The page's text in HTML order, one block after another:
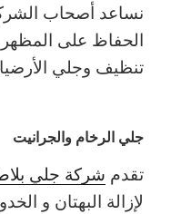
نساعد أصحاب
الحفاظ على المظهر
تنظيف وجلي
جلي الرخام والجرانيت
تقدم شركة جلي
لإزالة البهتان و